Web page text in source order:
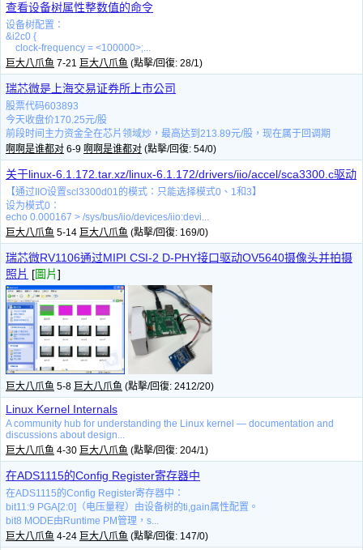
查看设备树属性整数值的命令
设备树配置：
&i2c0 {
clock-frequency = <100000>;...
巨大八爪鱼 7-21 巨大八爪鱼 (點擊/回復: 28/1)
瑞芯微是上海交易证券所上市公司
股票代码603893
今天收盘价170.25元/股
前段时间主力资金全在芯片领域炒，最高达到213.89元/股，现在属于回调期
啊啊是谁都对 6-9 啊啊是谁都对 (點擊/回復: 54/0)
关于linux-6.1.172.tar.xz/linux-6.1.172/drivers/iio/accel/sca3300.c驱动
【通过IIO设置scl3300d01的模式：只能选择模式0、1和3】
设为模式0：
echo 0.000167 > /sys/bus/iio/devices/iio:devi...
巨大八爪鱼 5-14 巨大八爪鱼 (點擊/回復: 169/0)
瑞芯微RV1106通过MIPI CSI-2 D-PHY接口驱动OV5640摄像头并拍摄
照片 [圖片]
巨大八爪鱼 5-8 巨大八爪鱼 (點擊/回復: 2412/20)
Linux Kernel Internals
A community hub for understanding the Linux kernel — documentation and
discussions about design...
巨大八爪鱼 4-30 巨大八爪鱼 (點擊/回復: 204/1)
在ADS1115的Config Register寄存器中
在ADS1115的Config Register寄存器中：
bit11:9 PGA[2:0]（电压量程）由设备树的ti,gain属性配置。
bit8 MODE由Runtime PM管理，s...
巨大八爪鱼 4-24 巨大八爪鱼 (點擊/回復: 147/0)